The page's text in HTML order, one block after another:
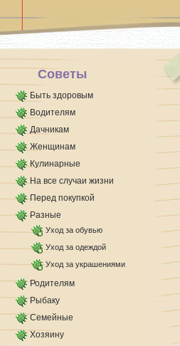
Советы
Быть здоровым
Водителям
Дачникам
Женщинам
Кулинарные
На все случаи жизни
Перед покупкой
Разные
Уход за обувью
Уход за одеждой
Уход за украшениями
Родителям
Рыбаку
Семейные
Хозяину